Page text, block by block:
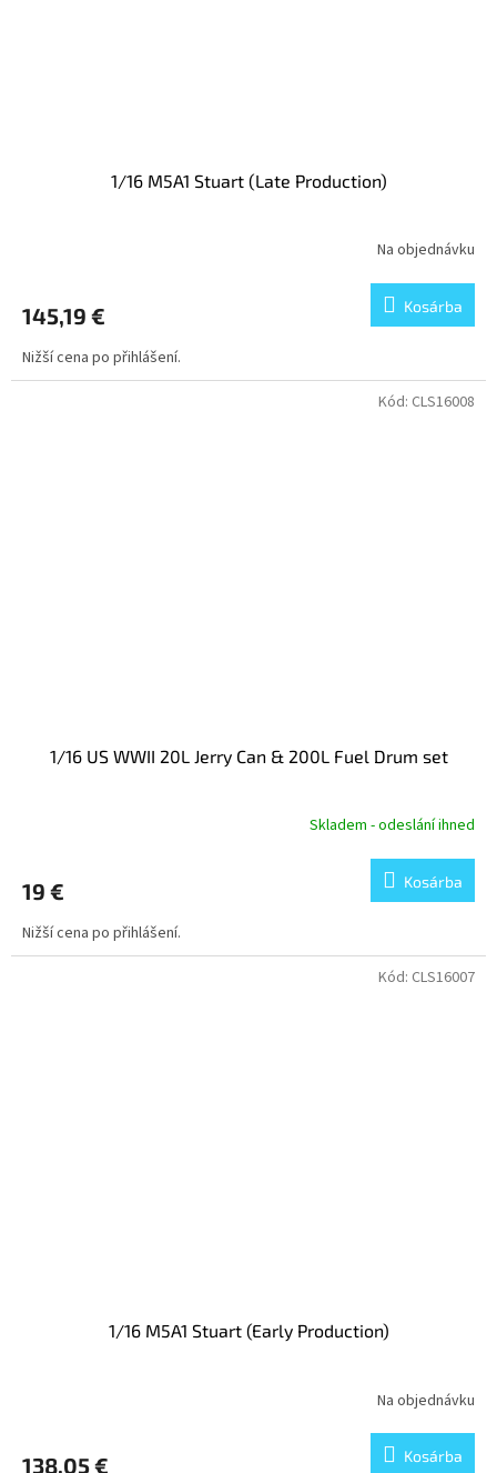
1/16 M5A1 Stuart (Late Production)
Na objednávku
145,19 € Kosárba
Nižší cena po přihlášení.
1/16 US WWII 20L Jerry Can & 200L Fuel Drum set
Skladem - odeslání ihned
19 € Kosárba
Nižší cena po přihlášení.
Kód: CLS16008
1/16 M5A1 Stuart (Early Production)
Na objednávku
138,05 € Kosárba
Kód: CLS16007